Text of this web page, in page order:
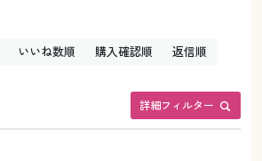
詳細フィルター
いいね数順 購入確認順
返信順